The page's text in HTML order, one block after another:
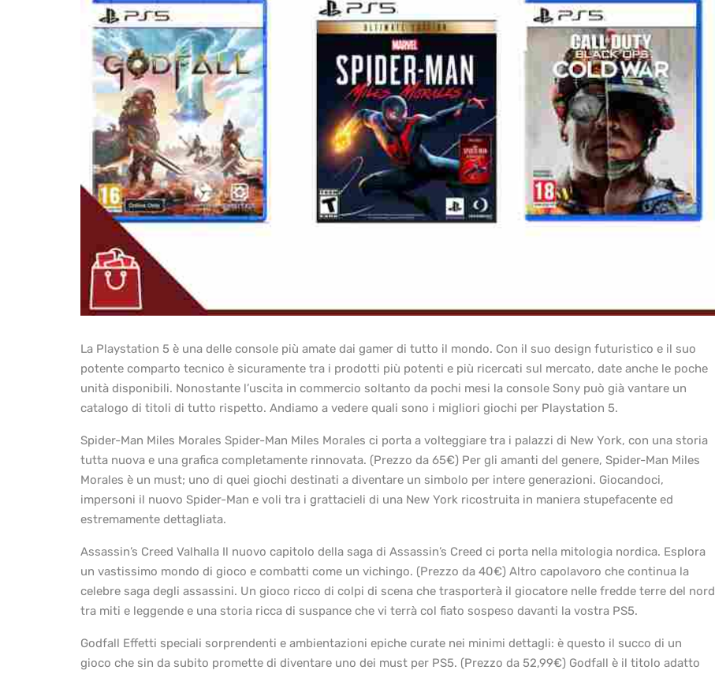
La Playstation 5 è una delle console più amate dai gamer di tutto il mondo. Con il suo design futuristico e il suo
potente comparto tecnico è sicuramente tra i prodotti più potenti e più ricercati sul mercato, date anche le poche
unità disponibili. Nonostante l’uscita in commercio soltanto da pochi mesi la console Sony può già vantare un
catalogo di titoli di tutto rispetto. Andiamo a vedere quali sono i migliori giochi per Playstation 5.
Spider-Man Miles Morales Spider-Man Miles Morales ci porta a volteggiare tra i palazzi di New York, con una storia
tutta nuova e una grafica completamente rinnovata. (Prezzo da 65€) Per gli amanti del genere, Spider-Man Miles
Morales è un must; uno di quei giochi destinati a diventare un simbolo per intere generazioni. Giocandoci,
impersoni il nuovo Spider-Man e voli tra i grattacieli di una New York ricostruita in maniera stupefacente ed
estremamente dettagliata.
Assassin’s Creed Valhalla Il nuovo capitolo della saga di Assassin’s Creed ci porta nella mitologia nordica. Esplora
un vastissimo mondo di gioco e combatti come un vichingo. (Prezzo da 40€) Altro capolavoro che continua la
celebre saga degli assassini. Un gioco ricco di colpi di scena che trasporterà il giocatore nelle fredde terre del nord
tra miti e leggende e una storia ricca di suspance che vi terrà col fiato sospeso davanti la vostra PS5.
Godfall Effetti speciali sorprendenti e ambientazioni epiche curate nei minimi dettagli: è questo il succo di un
gioco che sin da subito promette di diventare uno dei must per PS5. (Prezzo da 52,99€) Godfall è il titolo adatto